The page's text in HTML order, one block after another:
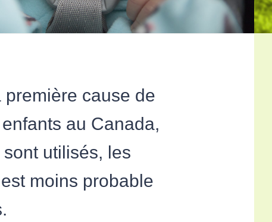
cause de
au Canada,
utilisés, les
moins probable